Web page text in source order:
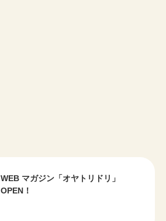
WEB マガジン「オヤトリドリ」
OPEN！